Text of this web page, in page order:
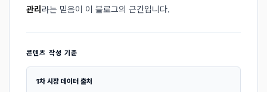
관리 라는 믿음이 이 블로그의 근간입니다.
콘텐츠 작성 기준
1차 시장 데이터 출처